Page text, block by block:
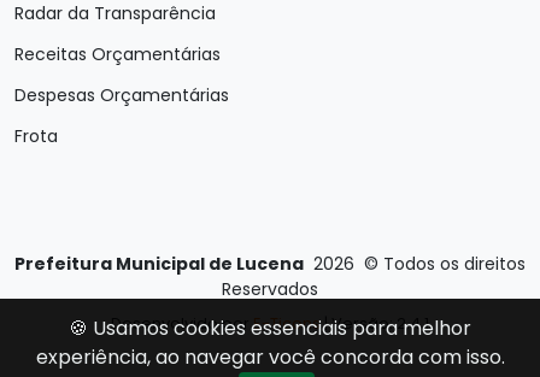
Radar da Transparência
Receitas Orçamentárias
Despesas Orçamentárias
Frota
Prefeitura Municipal de Lucena 2026 © Todos os direitos
Reservados
Desenvolvido porE-Ticons| Versão: 2.4.1
🍪 Usamos cookies essenciais para melhor
experiência, ao navegar você concorda com isso.